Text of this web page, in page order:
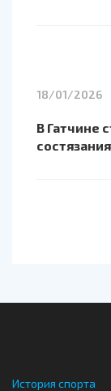
18/01/2026
В Гатчине
История спорта